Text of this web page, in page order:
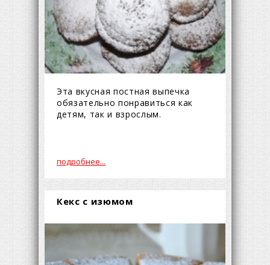
Эта вкусная постная выпечка
обязательно понравиться как
детям, так и взрослым.
подробнее...
Кекс с изюмом